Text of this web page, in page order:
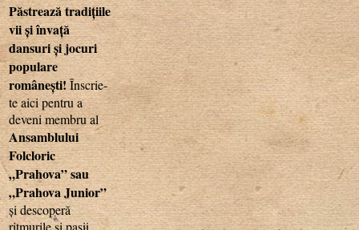
Păstrează tradițiile
vii și învață
dansuri și jocuri
populare
românești!Înscrie-
te aici pentru a
deveni membru al
Ansamblului
Folcloric
„Prahova” sau
„Prahova Junior”
și descoperă
ritmurile și pașii